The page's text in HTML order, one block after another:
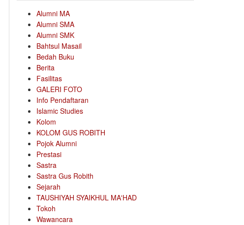
Alumni MA
Alumni SMA
Alumni SMK
Bahtsul Masail
Bedah Buku
Berita
Fasilitas
GALERI FOTO
Info Pendaftaran
Islamic Studies
Kolom
KOLOM GUS ROBITH
Pojok Alumni
Prestasi
Sastra
Sastra Gus Robith
Sejarah
TAUSHIYAH SYAIKHUL MA'HAD
Tokoh
Wawancara